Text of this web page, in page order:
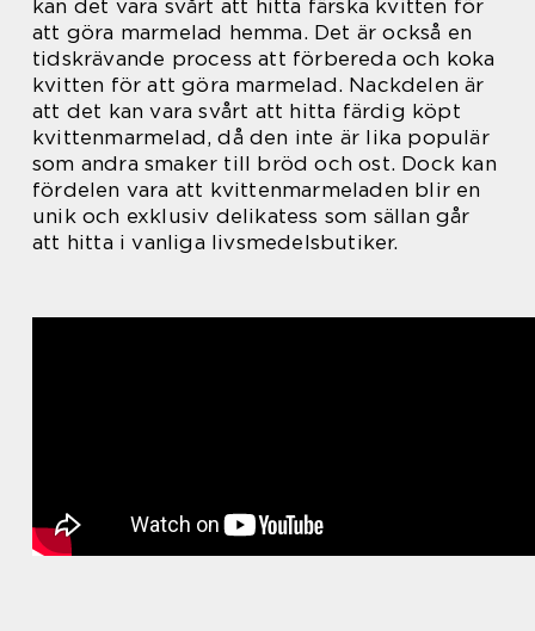
kan det vara svårt att hitta färska kvitten för
att göra marmelad hemma. Det är också en
tidskrävande process att förbereda och koka
kvitten för att göra marmelad. Nackdelen är
att det kan vara svårt att hitta färdig köpt
kvittenmarmelad, då den inte är lika populär
som andra smaker till bröd och ost. Dock kan
fördelen vara att kvittenmarmeladen blir en
unik och exklusiv delikatess som sällan går
att hitta i vanliga livsmedelsbutiker.